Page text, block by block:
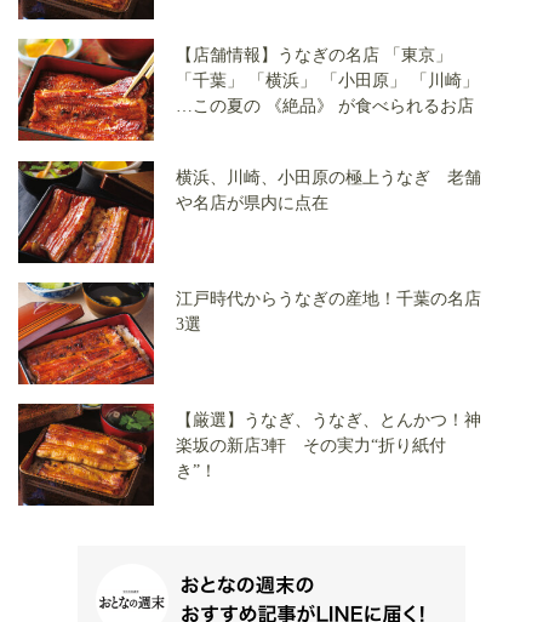
【店舗情報】うなぎの名店 「東京」
「千葉」 「横浜」 「小田原」 「川崎」
…この夏の 《絶品》 が食べられるお店
横浜、川崎、小田原の極上うなぎ 老舗
や名店が県内に点在
江戸時代からうなぎの産地！千葉の名店
3選
【厳選】うなぎ、うなぎ、とんかつ！神
楽坂の新店3軒 その実力“折り紙付
き”！